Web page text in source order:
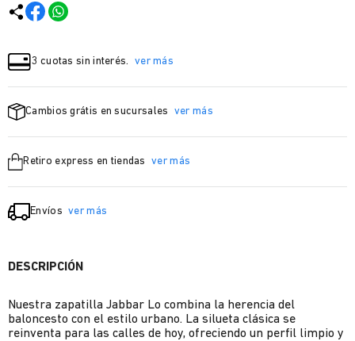
3 cuotas sin interés. ver más
Cambios grátis en sucursales ver más
Retiro express en tiendas ver más
Envíos ver más
DESCRIPCIÓN
Nuestra zapatilla Jabbar Lo combina la herencia del
baloncesto con el estilo urbano. La silueta clásica se
reinventa para las calles de hoy, ofreciendo un perfil limpio y